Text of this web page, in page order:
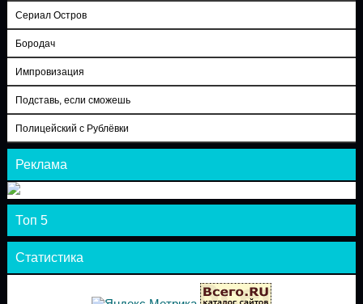
Сериал Остров
Бородач
Импровизация
Подставь, если сможешь
Полицейский с Рублёвки
Реклама
Топ 5
Статистика